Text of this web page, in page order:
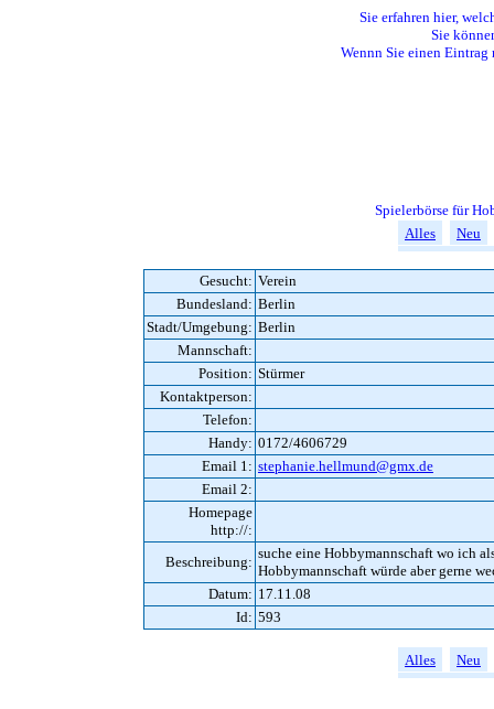
Sie erfahren hier,
Sie
Wennn Sie einen
Spielerbörse für
Alles
Neu
Gesucht: Verein
Bundesland: Berlin
Stadt/Umgebung: Berlin
Mannschaft:
Position: Stürmer
Kontaktperson:
Telefon:
Handy: 0172/4606729
Email 1: stephanie.hellmund@gmx.de
Email 2:
Homepage
http://:
Beschreibung:
suche eine Hobbymannschaft wo ich
Hobbymannschaft würde aber gerne
Datum: 17.11.08
Id: 593
Alles Neu